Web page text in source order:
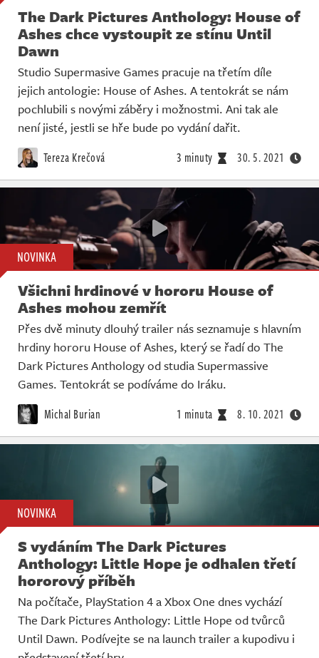
The Dark Pictures Anthology: House of
Ashes chce vystoupit ze stínu Until
Dawn
Studio Supermasive Games pracuje na třetím díle
jejich antologie: House of Ashes. A tentokrát se nám
pochlubili s novými záběry i možnostmi. Ani tak ale
není jisté, jestli se hře bude po vydání dařit.
Tereza Krečová 3 minuty 30. 5. 2021
NOVINKA
Všichni hrdinové v hororu House of
Ashes mohou zemřít
Přes dvě minuty dlouhý trailer nás seznamuje s hlavním
hrdiny hororu House of Ashes, který se řadí do The
Dark Pictures Anthology od studia Supermassive
Games. Tentokrát se podíváme do Iráku.
Michal Burian 1 minuta 8. 10. 2021
NOVINKA
S vydáním The Dark Pictures
Anthology: Little Hope je odhalen třetí
hororový příběh
Na počítače, PlayStation 4 a Xbox One dnes vychází
The Dark Pictures Anthology: Little Hope od tvůrců
Until Dawn. Podívejte se na launch trailer a kupodivu i